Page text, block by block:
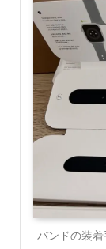
バンドの装